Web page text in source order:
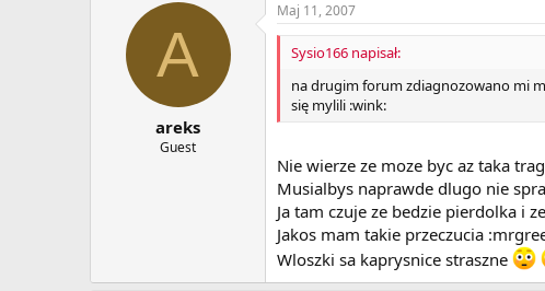
A
areks
Guest
Maj 11, 2007
Sysio166 napisał:
na drugim forum zdiagnozowano mi
się mylili :wink:
Nie wierze ze moze byc az taka
Musialbys naprawde dlugo nie
Ja tam czuje ze bedzie pierdolka i
Jakos mam takie przeczucia
Wloszki sa kaprysnice straszne